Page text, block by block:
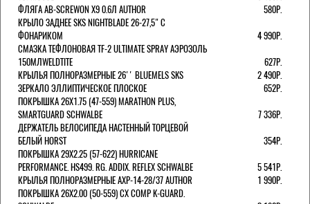
ФЛЯГА AB-SCREWON X9 0.6Л AUTHOR
580Р.
КРЫЛО ЗАДНЕЕ SKS NIGHTBLADE 26-27,5" С
ФОНАРИКОМ
4 990Р.
СМАЗКА ТЕФЛОНОВАЯ TF-2 ULTIMATE SPRAY АЭРОЗОЛЬ
150МЛWELDTITE
627Р.
КРЫЛЬЯ ПОЛНОРАЗМЕРНЫЕ 26'' BLUEMELS SKS
2 490Р.
ЗЕРКАЛО ЭЛЛИПТИЧЕСКОЕ ПЛОСКОЕ
652Р.
ПОКРЫШКА 26X1.75 (47-559) MARATHON PLUS,
SMARTGUARD SCHWALBE
7 336Р.
ДЕРЖАТЕЛЬ ВЕЛОCИПЕДА НАСТЕННЫЙ ТОРЦЕВОЙ
БЕЛЫЙ HORST
354Р.
ПОКРЫШКА 29X2.25 (57-622) HURRICANE
PERFORMANCE. HS499. RG. ADDIX. REFLEX SCHWALBE
5 541Р.
КРЫЛЬЯ ПОЛНОРАЗМЕРНЫЕ AXP-14-28/37 AUTHOR
1 990Р.
ПОКРЫШКА 26X2.00 (50-559) CX COMP K-GUARD.